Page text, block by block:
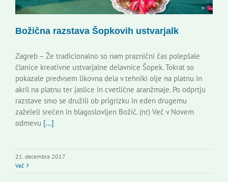
Božična razstava Šopkovih ustvarjalk
Zagreb – Že tradicionalno so nam praznični čas polepšale
članice kreativne ustvarjalne delavnice Šopek. Tokrat so
pokazale predvsem likovna dela v tehniki olje na platnu in
akril na platnu ter jaslice in cvetlične aranžmaje. Po odprtju
razstave smo se družili ob prigrizku in eden drugemu
zaželeli srečen in blagoslovljen Božič. (nr) Več v Novem
odmevu [...]
21. decembra 2017
Več